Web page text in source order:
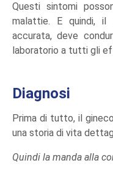
Questi sintomi
malattie. E quindi, il
accurata, deve
laboratorio a tutti gli
Diagnosi
Prima di tutto, il
una storia di vita
Quindi la manda alla